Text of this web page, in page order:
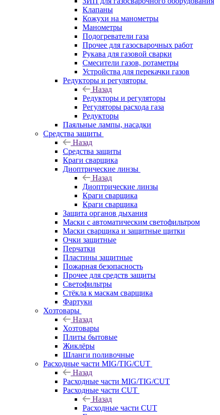
Клапаны
Кожухи на манометры
Манометры
Подогреватели газа
Прочее для газосварочных работ
Рукава для газовой сварки
Смесители газов, ротаметры
Устройства для перекачки газов
Редукторы и регуляторы
Назад
Редукторы и регуляторы
Регуляторы расхода газа
Редукторы
Паяльные лампы, насадки
Средства защиты
Назад
Средства защиты
Краги сварщика
Диоптрические линзы
Назад
Диоптрические линзы
Краги сварщика
Краги сварщика
Защита органов дыхания
Маски с автоматическим светофильтром
Маски сварщика и защитные щитки
Очки защитные
Перчатки
Пластины защитные
Пожарная безопасность
Прочее для средств защиты
Светофильтры
Стёкла к маскам сварщика
Фартуки
Хозтовары
Назад
Хозтовары
Плиты бытовые
Жиклёры
Шланги поливочные
Расходные части MIG/TIG/CUT
Назад
Расходные части MIG/TIG/CUT
Расходные части CUT
Назад
Расходные части CUT